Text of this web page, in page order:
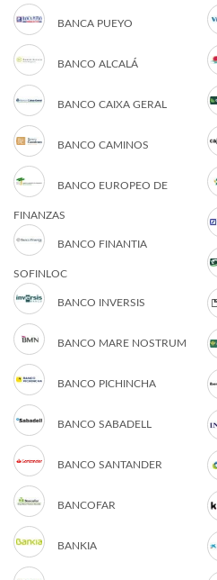
BANCA PUEYO
BANCO ALCALÁ
BANCO CAIXA GERAL
BANCO CAMINOS
BANCO EUROPEO DE
FINANZAS
BANCO FINANTIA
SOFINLOC
BANCO INVERSIS
BANCO MARE NOSTRUM
BANCO PICHINCHA
BANCO SABADELL
BANCO SANTANDER
BANCOFAR
BANKIA